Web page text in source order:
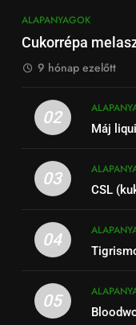
ALAPANYAGOK
Cukorrépa
9 hónap ezelőtt
02
Máj
03
CSL
04
05